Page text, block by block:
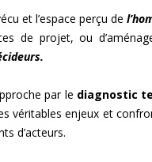
et l’espace perçu de
de projet, ou
par le diagnostic
véritables enjeux et
d’acteurs.